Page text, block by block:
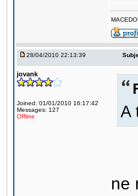
28/04/2010 22:13:39
jovank
Joined: 01/01/2010 16:17:42
Messages: 127
Offline
A
ne